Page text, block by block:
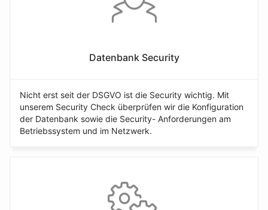
Datenbank Security
Nicht erst seit der DSGVO ist die Security wichtig. Mit
unserem Security Check überprüfen wir die Konfiguration
der Datenbank sowie die Security- Anforderungen am
Betriebssystem und im Netzwerk.